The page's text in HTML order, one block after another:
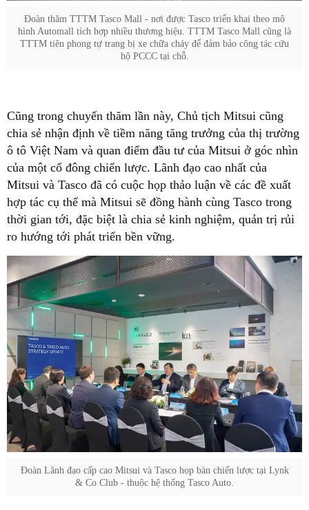
Đoàn thăm TTTM Tasco Mall - nơi được Tasco triển khai theo mô
hình Automall tích hợp nhiều thương hiệu. TTTM Tasco Mall cũng là
TTTM tiên phong tự trang bị xe chữa cháy để đảm bảo công tác cứu
hộ PCCC tại chỗ.
Cũng trong chuyến thăm lần này, Chủ tịch Mitsui cũng
chia sẻ nhận định về tiềm năng tăng trưởng của thị trường
ô tô Việt Nam và quan điểm đầu tư của Mitsui ở góc nhìn
của một cổ đông chiến lược. Lãnh đạo cao nhất của
Mitsui và Tasco đã có cuộc họp thảo luận về các đề xuất
hợp tác cụ thể mà Mitsui sẽ đồng hành cùng Tasco trong
thời gian tới, đặc biệt là chia sẻ kinh nghiệm, quản trị rủi
ro hướng tới phát triển bền vững.
Đoàn Lãnh đạo cấp cao Mitsui và Tasco họp bàn chiến lược tại Lynk
& Co Club - thuộc hệ thống Tasco Auto.